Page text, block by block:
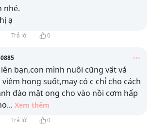
nhé.
ạ
Trả lời 0
bạn,con mình nuôi cũng vất vả
hong suốt,may có c chỉ cho cách
đào mật ong cho vào nồi cơm hấp
... Xem thêm
Trả lời 0